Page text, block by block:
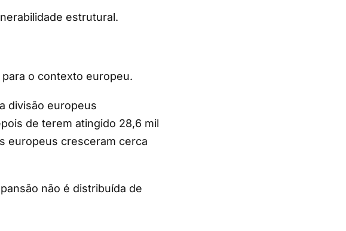
estrutural.
o contexto europeu.
divisão europeus
de terem atingido 28,6 mil
europeus cresceram cerca
não é distribuída de